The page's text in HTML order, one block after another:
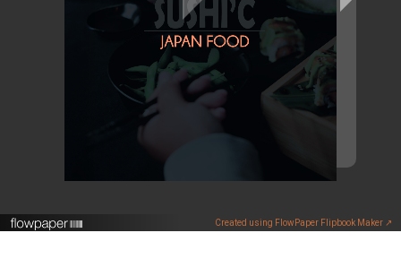
Created using FlowPaper Flipbook Maker ↗